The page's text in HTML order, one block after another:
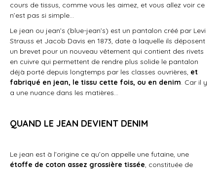
cours de tissus, comme vous les aimez, et vous allez voir ce
n’est pas si simple…
Le jean ou jean’s (blue-jean’s) est un pantalon créé par Levi
Strauss et Jacob Davis en 1873, date à laquelle ils déposent
un brevet pour un nouveau vêtement qui contient des rivets
en cuivre qui permettent de rendre plus solide le pantalon
déjà porté depuis longtemps par les classes ouvrières, et
fabriqué en jean, le tissu cette fois, ou en denim. Car il y
a une nuance dans les matières…
QUAND LE JEAN DEVIENT DENIM
Le jean est à l’origine ce qu’on appelle une futaine, une
étoffe de coton assez grossière tissée, constituée de